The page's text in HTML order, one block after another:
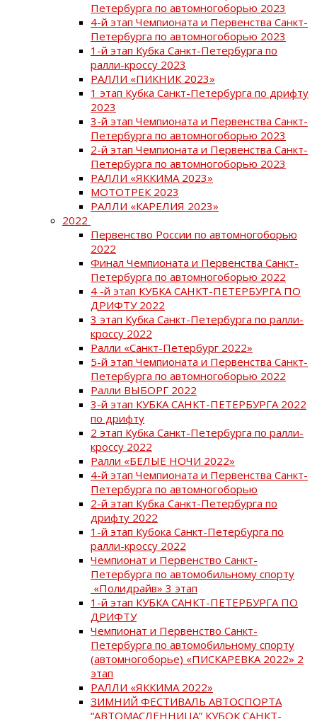
Петербурга по автомногоборью 2023
4-й этап Чемпионата и Первенства Санкт-
Петербурга по автомногоборью 2023
1-й этап Кубка Санкт-Петербурга по
ралли-кроссу 2023
РАЛЛИ «ПИКНИК 2023»
1 этап Кубка Санкт-Петербурга по дрифту
2023
3-й этап Чемпионата и Первенства Санкт-
Петербурга по автомногоборью 2023
2-й этап Чемпионата и Первенства Санкт-
Петербурга по автомногоборью 2023
РАЛЛИ «ЯККИМА 2023»
МОТОТРЕК 2023
РАЛЛИ «КАРЕЛИЯ 2023»
2022
Первенство России по автомногоборью
2022
Финал Чемпионата и Первенства Санкт-
Петербурга по автомногоборью 2022
4 -й этап КУБКА САНКТ-ПЕТЕРБУРГА ПО
ДРИФТУ 2022
3 этап Кубка Санкт-Петербурга по ралли-
кроссу 2022
Ралли «Санкт-Петербург 2022»
5-й этап Чемпионата и Первенства Санкт-
Петербурга по автомногоборью 2022
Ралли ВЫБОРГ 2022
3-й этап КУБКА САНКТ-ПЕТЕРБУРГА 2022
по дрифту
2 этап Кубка Санкт-Петербурга по ралли-
кроссу 2022
Ралли «БЕЛЫЕ НОЧИ 2022»
4-й этап Чемпионата и Первенства Санкт-
Петербурга по автомногоборью
2-й этап Кубка Санкт-Петербурга по
дрифту 2022
1-й этап Кубока Санкт-Петербурга по
ралли-кроссу 2022
Чемпионат и Первенство Санкт-
Петербурга по автомобильному спорту
«Полидрайв» 3 этап
1-й этап КУБКА САНКТ-ПЕТЕРБУРГА ПО
ДРИФТУ
Чемпионат и Первенство Санкт-
Петербурга по автомобильному спорту
(автомногоборье) «ПИСКАРЕВКА 2022» 2
этап
РАЛЛИ «ЯККИМА 2022»
ЗИМНИЙ ФЕСТИВАЛЬ АВТОСПОРТА
“АВТОМАСЛЕННИЦА” КУБОК САНКТ-